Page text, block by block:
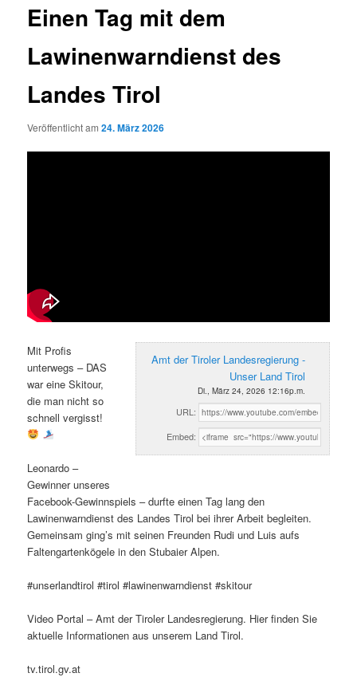
Einen Tag mit dem
Lawinenwarndienst des
Landes Tirol
Veröffentlicht am24. März 2026
Amt der Tiroler Landesregierung -
Unser Land Tirol
Di., März 24, 2026 12:16p.m.
URL:
Embed:
Mit Profis
unterwegs – DAS
war eine Skitour,
die man nicht so
schnell vergisst!
Leonardo –
Gewinner unseres
Facebook-Gewinnspiels – durfte einen Tag lang den
Lawinenwarndienst des Landes Tirol bei ihrer Arbeit begleiten.
Gemeinsam ging’s mit seinen Freunden Rudi und Luis aufs
Faltengartenkögele in den Stubaier Alpen.
#unserlandtirol #tirol #lawinenwarndienst #skitour
Video Portal – Amt der Tiroler Landesregierung. Hier finden Sie
aktuelle Informationen aus unserem Land Tirol.
tv.tirol.gv.at